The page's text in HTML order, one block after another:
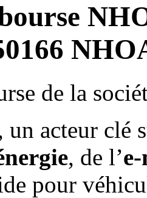
de la
un acteur clé
, de l’
pour